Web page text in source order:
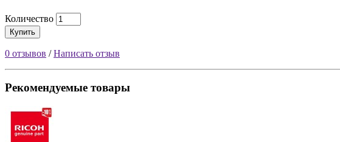
Количество
Купить
0 отзывов /Написать отзыв
Рекомендуемые товары